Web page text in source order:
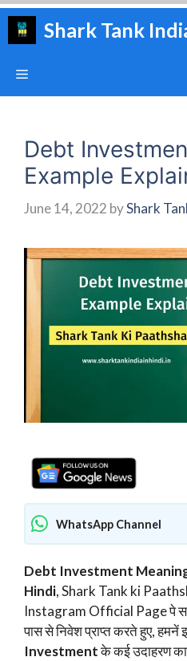
Skip
Shark Tank
Menu
Debt
Example
June 14, 2022 byShark
WhatsApp Channel
Debt Investment
Hindi, Shark Tank ki
Instagram Official Page पे
पास से निवेश प्राप्त करते हुए, हमनें
Investmentके कई उदाहरण